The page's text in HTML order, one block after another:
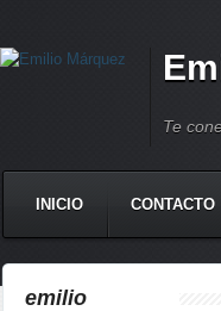
Te
INICIO CONTACTO
emilio